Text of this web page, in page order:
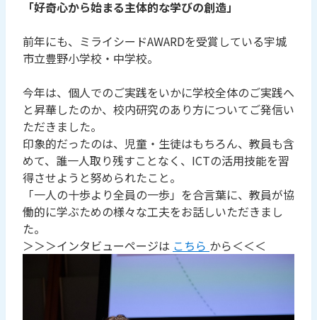
「好奇心から始まる主体的な学びの創造」
前年にも、ミライシードAWARDを受賞している宇城
市立豊野小学校・中学校。
今年は、個人でのご実践をいかに学校全体のご実践へ
と昇華したのか、校内研究のあり方についてご発信い
ただきました。
印象的だったのは、児童・生徒はもちろん、教員も含
めて、誰一人取り残すことなく、ICTの活用技能を習
得させようと努められたこと。
「一人の十歩より全員の一歩」を合言葉に、教員が協
働的に学ぶための様々な工夫をお話しいただきまし
た。
＞＞＞インタビューページは こちら から＜＜＜